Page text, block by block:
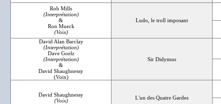
Rob Mills
(Interprétation)
&
Ron Mueck
(Voix)
Ludo, le troll imposant
David Alan Barclay
(Interprétation)
Dave Goelz
(Interprétation)
&
David Shaughnessy
(Voix)
Sir Didymus
David Shaughnessy
(Voix)
L'un des Quatre Gardes